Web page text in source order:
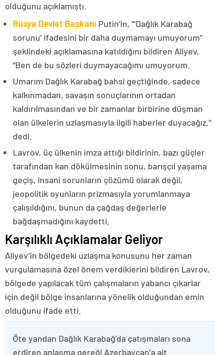
olduğunu açıklamıştı.
Rusya Devlet Başkanı Putin’in, “‘Dağlık Karabağ
sorunu’ ifadesini bir daha duymamayı umuyorum”
şeklindeki açıklamasına katıldığını bildiren Aliyev,
“Ben de bu sözleri duymayacağımı umuyorum.
Umarım Dağlık Karabağ bahsi geçtiğinde, sadece
kalkınmadan, savaşın sonuçlarının ortadan
kaldırılmasından ve bir zamanlar birbirine düşman
olan ülkelerin uzlaşmasıyla ilgili haberler duyacağız.”
dedi.
Lavrov, üç ülkenin imza attığı bildirinin, bazı güçler
tarafından kan dökülmesinin sonu, barışçıl yaşama
geçiş, insani sorunların çözümü olarak değil,
jeopolitik oyunların prizmasıyla yorumlanmaya
çalışıldığını, bunun da çağdaş değerlerle
bağdaşmadığını kaydetti.
Karşılıklı Açıklamalar Geliyor
Aliyev’in bölgedeki uzlaşma konusunu her zaman
vurgulamasına özel önem verdiklerini bildiren Lavrov,
bölgede yapılacak tüm çalışmaların yabancı çıkarlar
için değil bölge insanlarına yönelik olduğundan emin
olduğunu ifade etti.
Öte yandan Dağlık Karabağ’da çatışmaları sona
erdiren anlaşma gereği Azerbaycan’a ait